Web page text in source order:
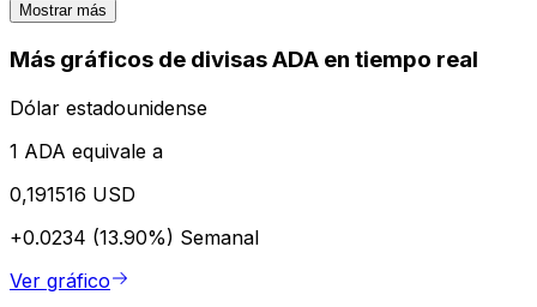
Mostrar más
Más gráficos de divisas ADA en tiempo real
Dólar estadounidense
1 ADA equivale a
0,191516 USD
+0.0234 (13.90%) Semanal
Ver gráfico